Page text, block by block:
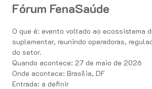
Fórum FenaSaúde
O que é: evento voltado ao ecossistema
suplementar, reunindo operadoras,
do setor.
Quando acontece: 27 de maio de 2026
Onde acontece: Brasília, DF
Entrada: a definir